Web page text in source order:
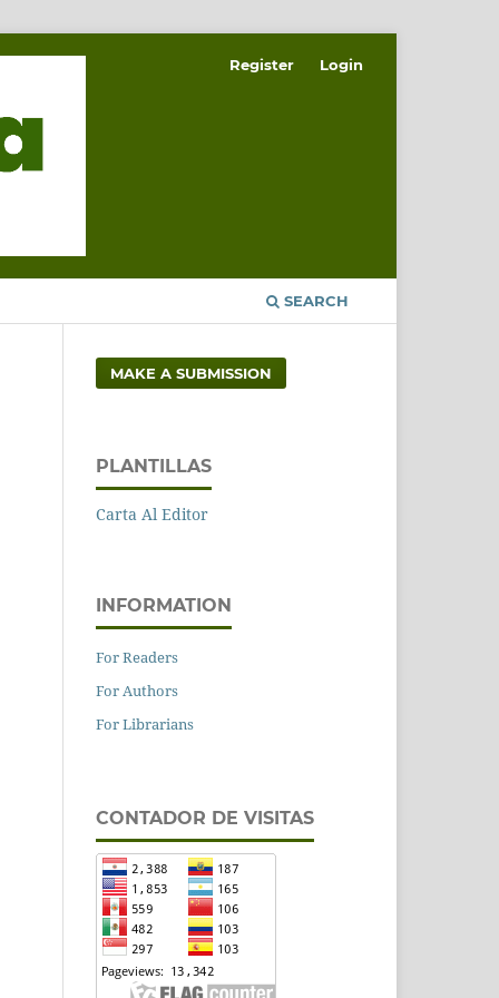
SEARCH
Register Login
MAKE A SUBMISSION
PLANTILLAS
Carta Al Editor
INFORMATION
For Readers
For Authors
For Librarians
CONTADOR DE VISITAS